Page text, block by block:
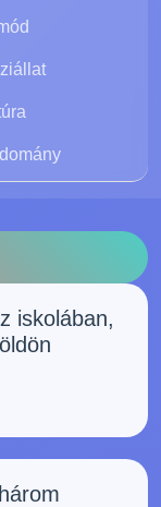
iskolában,